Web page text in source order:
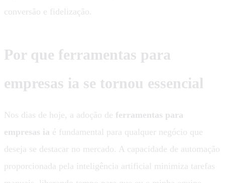
conversão e fidelização.
Por que ferramentas para
empresas ia se tornou essencial
Nos dias de hoje, a adoção de ferramentas para
empresas ia é fundamental para qualquer negócio que
deseja se destacar no mercado. A capacidade de automação
proporcionada pela inteligência artificial minimiza tarefas